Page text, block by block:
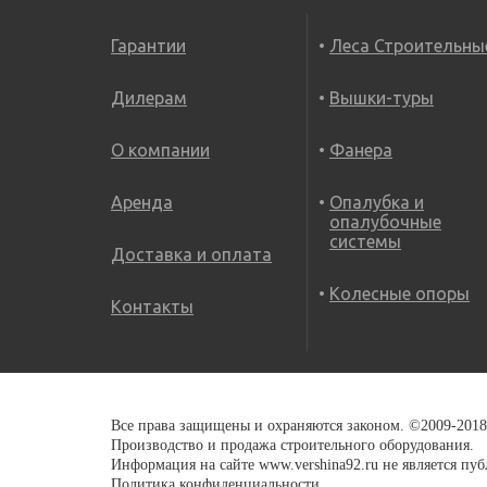
подъемные,Складская
Тележки с
Ручные гидравлические
штабелеры,Складская
Лестницы трехсекционные
Стремянки двухсторонние
Гарантии
Дилерам
О компании
Аренда
Доставка и оплата
Контакты
Леса
Вышки-туры
Фанера
Опалубка и
опалубочные
системы
Колесные опоры
Все права защищены и охраняются законом. ©2009-
Производство и продажа строительного оборудования.
Информация на сайте www.vershina92.ru не является